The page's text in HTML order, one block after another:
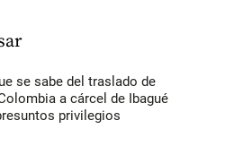
se sabe del traslado de
a cárcel de Ibagué
privilegios